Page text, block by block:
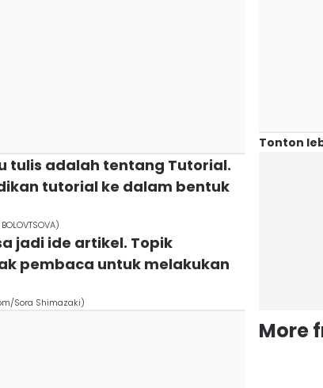
tulis adalah tentang Tutorial.
tutorial ke dalam bentuk
jadi ide artikel. Topik
pembaca untuk melakukan
Sora Shimazaki)
Tonton
More